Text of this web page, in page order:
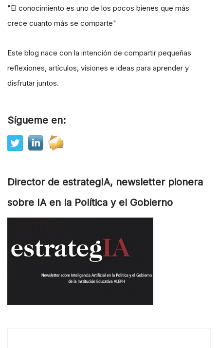
"El conocimiento es uno de los pocos bienes que más
crece cuanto más se comparte"
Este blog nace con la intención de compartir pequeñas
reflexiones, artículos, visiones e ideas para aprender y
disfrutar juntos.
Sígueme en:
Director de estrategIA, newsletter pionera
sobre IA en la Política y el Gobierno